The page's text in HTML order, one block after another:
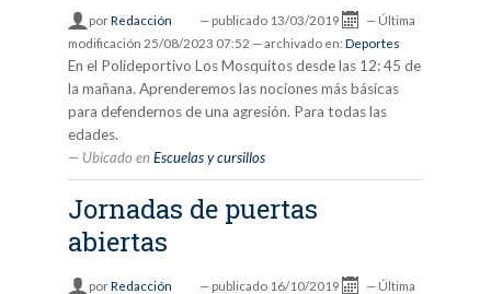
porRedacción — publicado 13/03/2019 — Última
modificación 25/08/2023 07:52 — archivado en: Deportes
En el Polideportivo Los Mosquitos desde las 12: 45 de
la mañana. Aprenderemos las nociones más básicas
para defendernos de una agresión. Para todas las
edades.
Ubicado en Escuelas y cursillos
Jornadas de puertas
abiertas
porRedacción — publicado 16/10/2019 — Última